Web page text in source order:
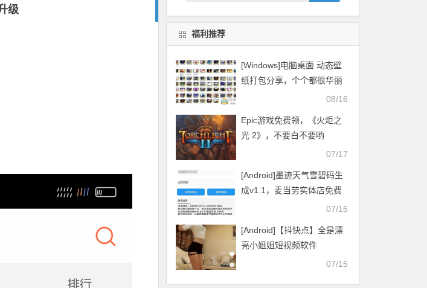
级
福利推荐
[Windows]电脑桌面 动态壁
纸打包分享，个个都很华丽
08/16
Epic游戏免费领，《火炬之
光 2》，不要白不要哟
07/17
[Android]墨迹天气雪碧码生
成v1.1，麦当劳实体店免费
07/15
[Android]【抖快点】全是漂
亮小姐姐短视频软件
07/15